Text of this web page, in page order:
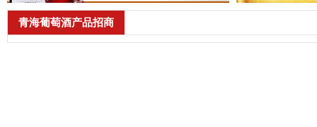
青海葡萄酒产品招商